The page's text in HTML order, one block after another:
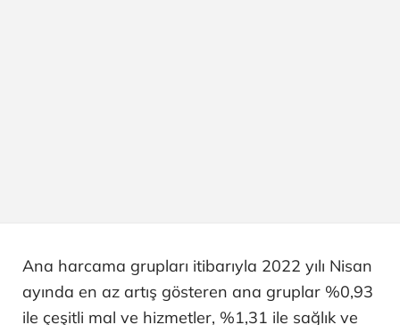
Ana harcama grupları itibarıyla 2022 yılı Nisan
ayında en az artış gösteren ana gruplar %0,93
ile çeşitli mal ve hizmetler, %1,31 ile sağlık ve